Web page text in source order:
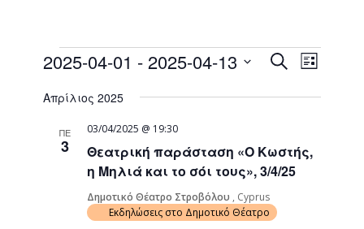
Events
SearchEvent
Views
List
2025-04-01 - 2025-04-13
date.
Απρίλιος 2025
ΠΕ
3
Θεατρική παράσταση «Ο Κωστής,
η Μηλιά και το σόι τους», 3/4/25
03/04/2025 @ 19:30
Δημοτικό Θέατρο Στροβόλου , Cyprus
Εκδηλώσεις στο Δημοτικό Θέατρο